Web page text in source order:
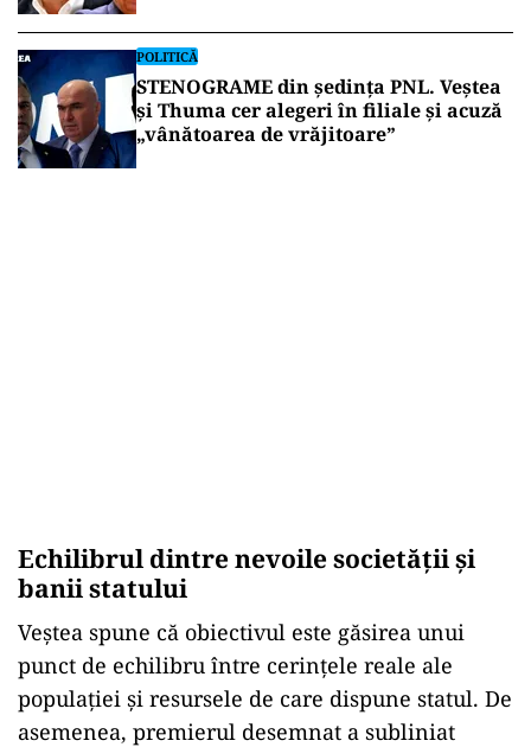
POLITICĂ
STENOGRAME din ședința PNL. Veștea
și Thuma cer alegeri în filiale și acuză
„vânătoarea de vrăjitoare”
Echilibrul dintre nevoile societății și
banii statului
Veștea spune că obiectivul este găsirea unui
punct de echilibru între cerințele reale ale
populației și resursele de care dispune statul. De
asemenea, premierul desemnat a subliniat